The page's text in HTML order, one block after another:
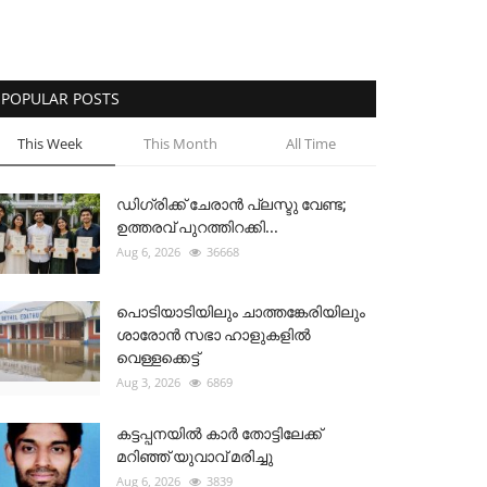
POPULAR POSTS
This Week This Month All Time
ഡിഗ്രിക്ക് ചേരാന്‍ പ്ലസ്ടു വേണ്ട;
ഉത്തരവ് പുറത്തിറക്കി...
Aug 6, 2026 36668
പൊടിയാടിയിലും ചാത്തങ്കേരിയിലും
ശാരോൻ സഭാ ഹാളുകളിൽ
വെള്ളക്കെട്ട്
Aug 3, 2026 6869
കട്ടപ്പനയിൽ കാർ തോട്ടിലേക്ക്
മറിഞ്ഞ് യുവാവ് മരിച്ചു
Aug 6, 2026 3839